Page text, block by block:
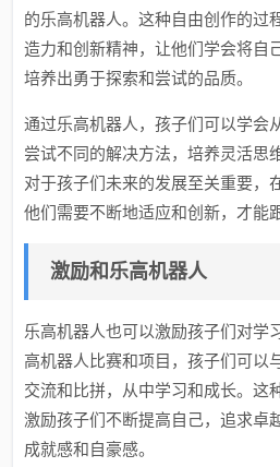
的乐高机器人。这种自由创作的过
造力和创新精神，让他们学会将自
培养出勇于探索和尝试的品质。
通过乐高机器人，孩子们可以学会
尝试不同的解决方法，培养灵活思
对于孩子们未来的发展至关重要，
他们需要不断地适应和创新，才能
激励和乐高机器人
乐高机器人也可以激励孩子们对学
高机器人比赛和项目，孩子们可以
交流和比拼，从中学习和成长。这
激励孩子们不断提高自己，追求卓
成就感和自豪感。